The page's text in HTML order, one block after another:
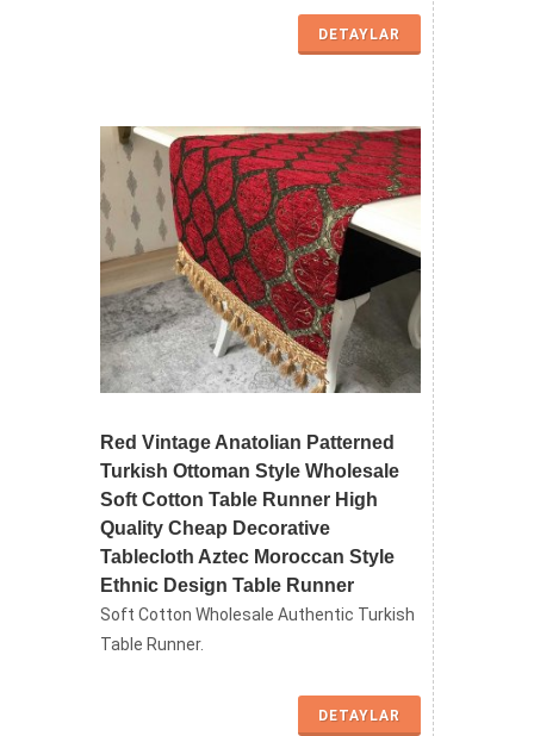
DETAYLAR
Red Vintage Anatolian Patterned
Turkish Ottoman Style Wholesale
Soft Cotton Table Runner High
Quality Cheap Decorative
Tablecloth Aztec Moroccan Style
Ethnic Design Table Runner
Soft Cotton Wholesale Authentic Turkish
Table Runner.
DETAYLAR